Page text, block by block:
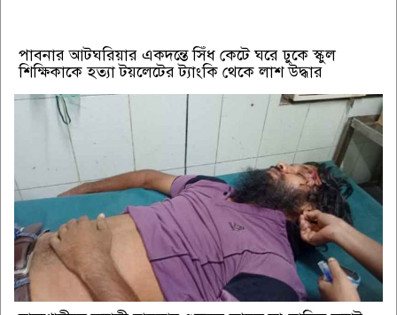
পাবনার আটঘরিয়ার একদন্তে সিঁধ কেটে ঘরে ঢুকে স্কুল
শিক্ষিকাকে হত্যা টয়লেটের ট্যাংকি থেকে লাশ উদ্ধার